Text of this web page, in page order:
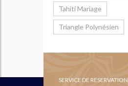
Tahiti Mariage
Triangle Polynésien
SERVICE DE RESERVATION